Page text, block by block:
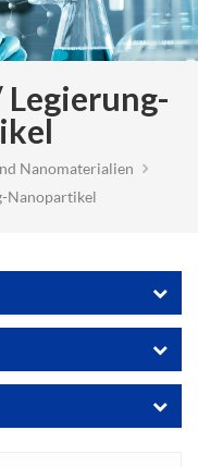
Nanomaterialien
Nanopartikel